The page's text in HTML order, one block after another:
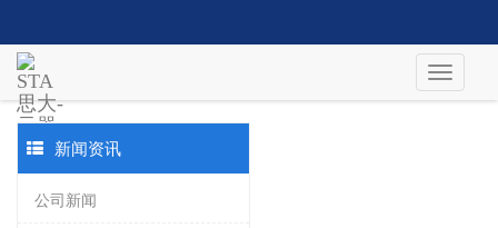
新闻资讯
公司新闻